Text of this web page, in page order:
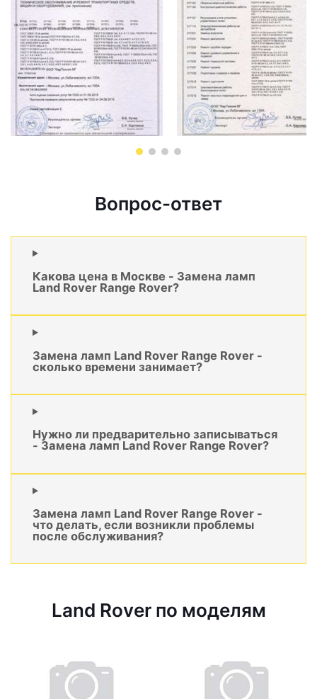
Вопрос-ответ
Какова цена в Москве - Замена ламп
Land Rover Range Rover?
Замена ламп Land Rover Range Rover -
сколько времени занимает?
Нужно ли предварительно записываться
- Замена ламп Land Rover Range Rover?
Замена ламп Land Rover Range Rover -
что делать, если возникли проблемы
после обслуживания?
Land Rover по моделям